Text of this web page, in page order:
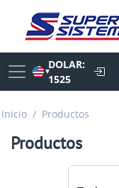
▼
DOLAR:
1525
Inicio / Productos
Productos